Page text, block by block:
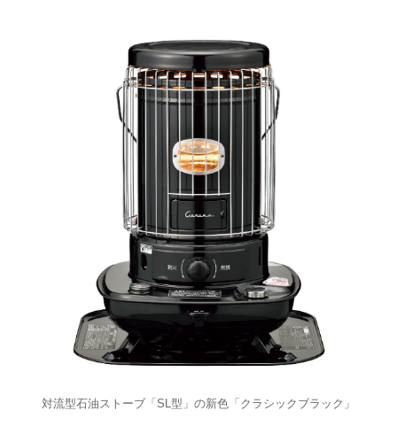
対流型石油ストーブ「SL型」の新色「クラシックブラック」